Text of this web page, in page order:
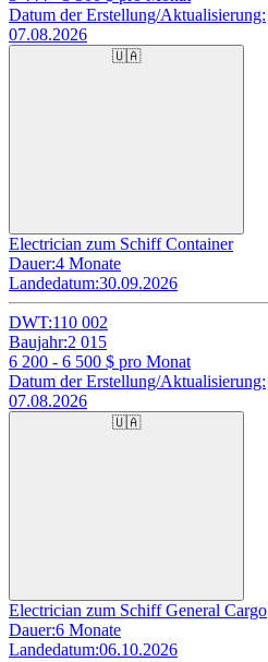
Datum der Erstellung/Aktualisierung:
07.08.2026
🇺🇦
Electrician zum Schiff Container
Dauer:4 Monate
Landedatum:30.09.2026
DWT:110 002
Baujahr:2 015
6 200 - 6 500 $ pro Monat
Datum der Erstellung/Aktualisierung:
07.08.2026
🇺🇦
Electrician zum Schiff General Cargo
Dauer:6 Monate
Landedatum:06.10.2026